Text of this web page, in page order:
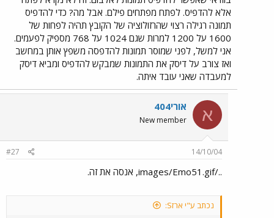
אלא להדפיס. לפתח מפתחים פילם. אבל מה? כדי להדפיס
תמונה רגילה רצוי שהרזולוציה של הקובץ תהיה לפחות של
1600 על 1200 למרות שגם 1024 על 768 מספיק לפעמים.
אני למשל, לפני שמוסר תמונות להדפסה משפץ אותן במחשב
ואז צורב על דיסק את התמונות שמבקש להדפיס ומביא דיסק
למעבדה שאני עובד איתה.
א אורי404
New member
14/10/04
#27
../images/Emo51.gif, אנסה את זה.
נכתב ע"י ארזS: